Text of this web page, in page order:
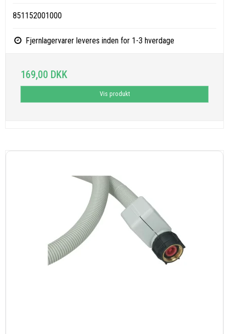
851152001000
Fjernlagervarer leveres inden for 1-3 hverdage
169,00 DKK
Vis produkt